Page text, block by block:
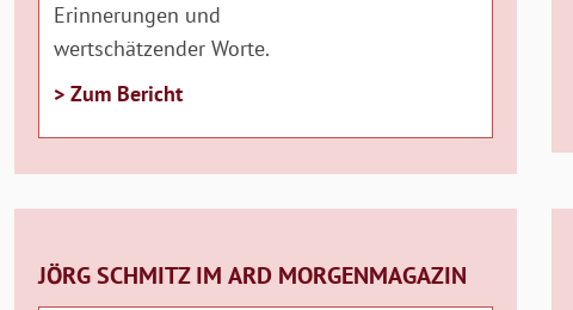
Erinnerungen und
wertschätzender Worte.
> Zum Bericht
JÖRG SCHMITZ IM ARD MORGENMAGAZIN